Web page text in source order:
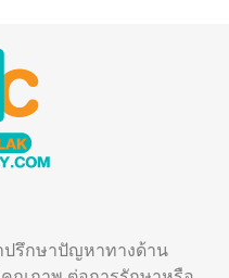
ปรึกษาปัญหาทางด้าน